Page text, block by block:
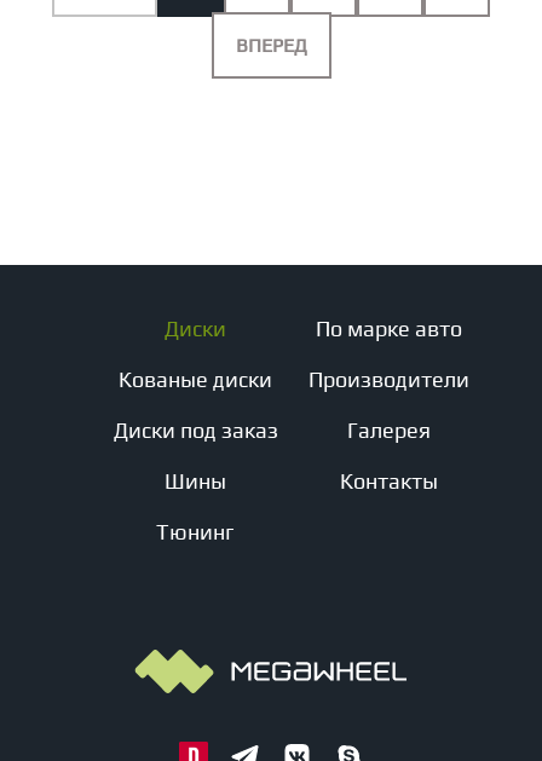
ВПЕРЕД
Диски
Кованые диски
Диски под заказ
Шины
Тюнинг
По марке авто
Производители
Галерея
Контакты